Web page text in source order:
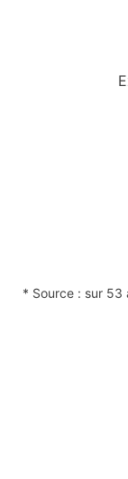
* Source : sur